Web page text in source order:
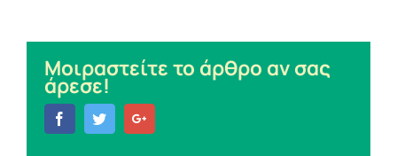
Μοιραστείτε το άρθρο αν σας
άρεσε!
FacebookTwitter